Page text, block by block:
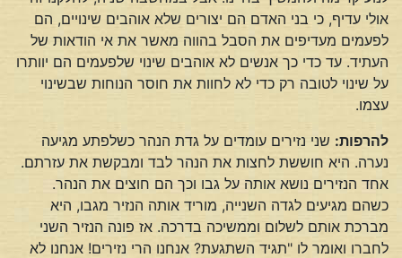
אולי עדיף, כי בני האדם הם יצורים שלא אוהבים שינויים, הם
לפעמים מעדיפים את הסבל בהווה מאשר את אי הודאות של
העתיד. עד כדי כך אנשים לא אוהבים שינוי שלפעמים הם יוותרו
על שינוי לטובה רק כדי לא לחוות את חוסר הנוחות שבשינוי
עצמו.
להרפות: שני נזירים עומדים על גדת הנהר כשלפתע מגיעה
נערה. היא חוששת לחצות את הנהר לבד ומבקשת את עזרתם.
אחד הנזירים נושא אותה על גבו וכך הם חוצים את הנהר.
כשהם מגיעים לגדה השנייה, מוריד אותה הנזיר מגבו, היא
מברכת אותם לשלום וממשיכה בדרכה. אז פונה הנזיר השני
לחברו ואומר לו "תגיד השתגעת? אנחנו הרי נזירים! אנחנו לא